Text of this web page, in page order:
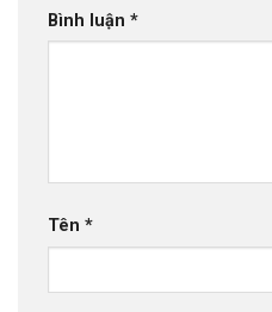
Bình luận *
Tên *